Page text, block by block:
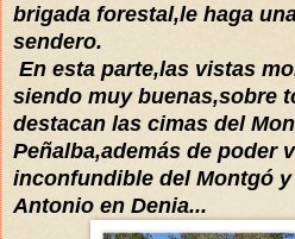
brigada forestal,le haga
sendero.
En esta parte,las vistas
siendo muy buenas,sobre
destacan las cimas del
Peñalba,además de poder
inconfundible del Montgó y
Antonio en Denia...